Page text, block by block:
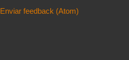
Enviar feedback (Atom)